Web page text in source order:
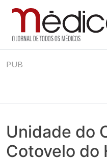
to
Jornal Médico
Médico – O Jornal de
realmente contam! Tudo o
PUB
Unidade do
Cotovelo do